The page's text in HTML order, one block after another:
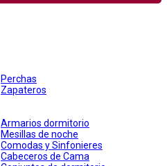
Perchas
Zapateros
Armarios dormitorio
Mesillas de noche
Comodas y Sinfonieres
Cabeceros de Cama